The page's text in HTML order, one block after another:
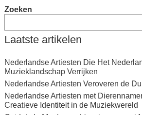
Zoeken
Laatste artikelen
Nederlandse Artiesten Die Het
Muzieklandschap Verrijken
Nederlandse Artiesten Veroveren de
Nederlandse Artiesten met
Creatieve Identiteit in de Muziekwereld